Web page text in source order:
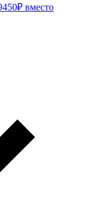
вместо